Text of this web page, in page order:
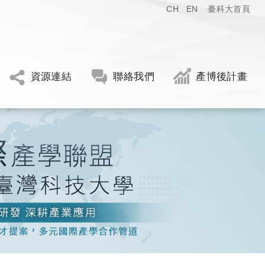
CH EN 臺科大首頁
資源連結 聯絡我們 產博後計畫